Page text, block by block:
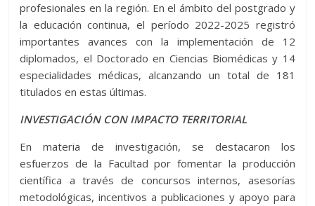
profesionales en la región. En el ámbito del postgrado y
la educación continua, el período 2022-2025 registró
importantes avances con la implementación de 12
diplomados, el Doctorado en Ciencias Biomédicas y 14
especialidades médicas, alcanzando un total de 181
titulados en estas últimas.
INVESTIGACIÓN CON IMPACTO TERRITORIAL
En materia de investigación, se destacaron los
esfuerzos de la Facultad por fomentar la producción
científica a través de concursos internos, asesorías
metodológicas, incentivos a publicaciones y apoyo para